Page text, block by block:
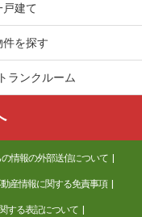
戸建て
件を探す
ランクルーム
情報の外部送信について
産情報に関する免責事項
する表記について